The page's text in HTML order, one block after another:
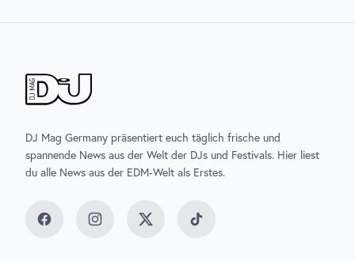
DJ Mag Germany präsentiert euch täglich frische und
spannende News aus der Welt der DJs und Festivals. Hier liest
du alle News aus der EDM-Welt als Erstes.
FacebookInstagramTwitter TikTok